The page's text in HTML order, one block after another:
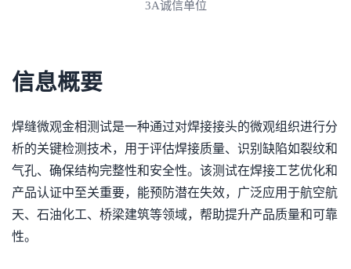
3A诚信单位
信息概要
焊缝微观金相测试是一种通过对焊接接头的微观组织进行分
析的关键检测技术，用于评估焊接质量、识别缺陷如裂纹和
气孔、确保结构完整性和安全性。该测试在焊接工艺优化和
产品认证中至关重要，能预防潜在失效，广泛应用于航空航
天、石油化工、桥梁建筑等领域，帮助提升产品质量和可靠
性。